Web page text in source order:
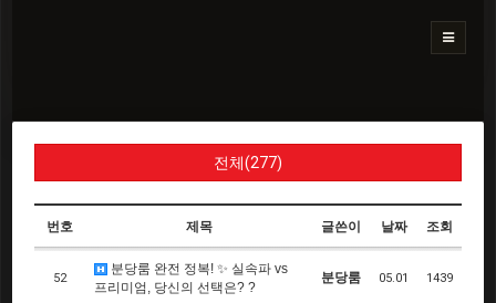
전체(277)
번호 제목 글쓴이 날짜 조회
52
분당룸 완전 정복! ✨ 실속파 vs
프리미엄, 당신의 선택은? ?
분당룸 05.01 1439